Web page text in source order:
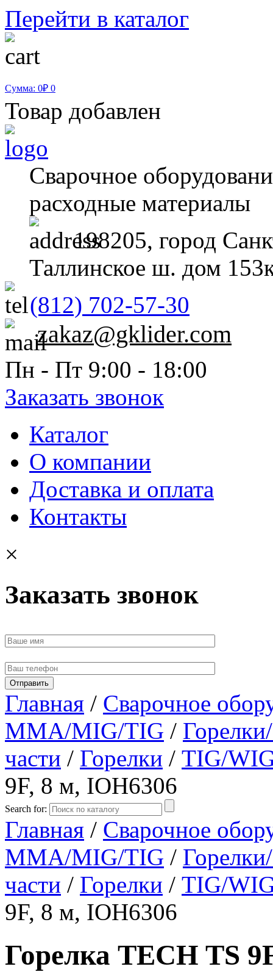
Перейти в каталог
Сумма: 0₽ 0
Товар добавлен
Сварочное
расходные материалы
198205, город
Таллинское ш. дом
(812) 702-57-30
zakaz@gklider.com
Пн - Пт 9:00 - 18:00
Заказать звонок
Каталог
О компании
Доставка и оплата
Контакты
×
Заказать звонок
Главная / Сварочное
MMA/MIG/TIG /
части / Горелки / TIG/
9F, 8 м, IOH6306
Search for:
Главная / Сварочное
MMA/MIG/TIG /
части / Горелки / TIG/
9F, 8 м, IOH6306
Горелка TECH TS